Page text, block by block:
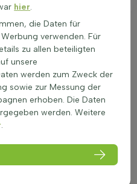
hier.
die Daten für
verwenden. Für
zu allen beteiligten
unsere
werden zum Zweck der
sowie zur Messung der
erhoben. Die Daten
werden. Weitere
.